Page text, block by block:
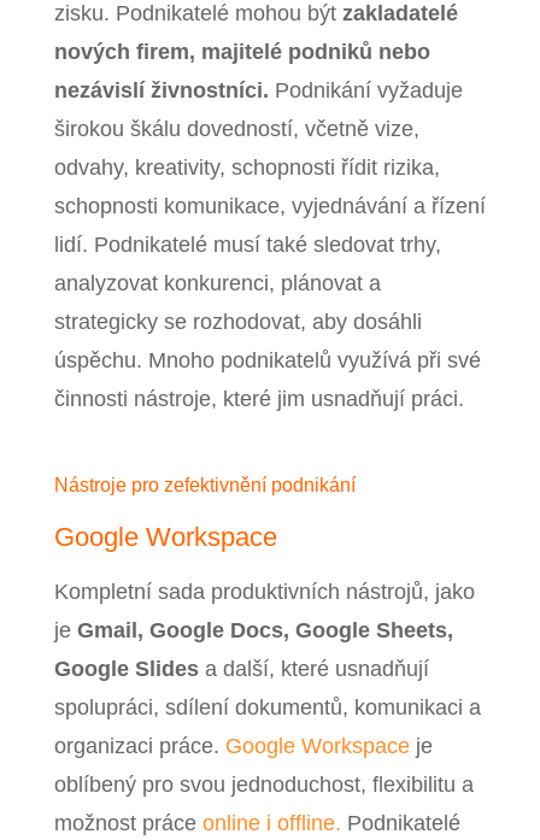
zisku. Podnikatelé mohou být zakladatelé
nových firem, majitelé podniků nebo
nezávislí živnostníci. Podnikání vyžaduje
širokou škálu dovedností, včetně vize,
odvahy, kreativity, schopnosti řídit rizika,
schopnosti komunikace, vyjednávání a řízení
lidí. Podnikatelé musí také sledovat trhy,
analyzovat konkurenci, plánovat a
strategicky se rozhodovat, aby dosáhli
úspěchu. Mnoho podnikatelů využívá při své
činnosti nástroje, které jim usnadňují práci.
Nástroje pro zefektivnění podnikání
Google Workspace
Kompletní sada produktivních nástrojů, jako
jeGmail, Google Docs, Google Sheets,
Google Slidesa další, které usnadňují
spolupráci, sdílení dokumentů, komunikaci a
organizaci práce. Google Workspaceje
oblíbený pro svou jednoduchost, flexibilitu a
možnost práce online i offline. Podnikatelé